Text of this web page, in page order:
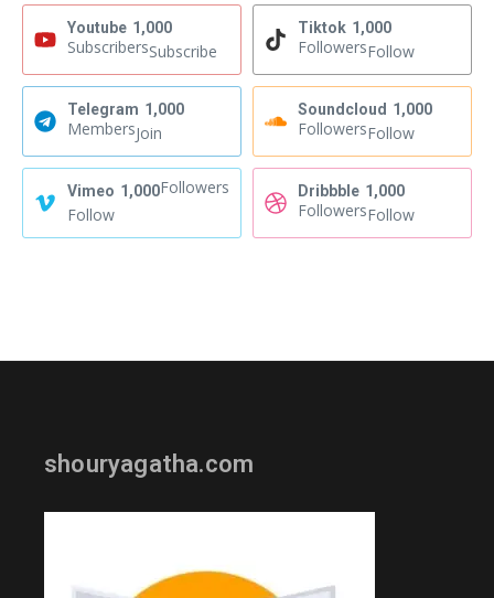
Youtube 1,000
SubscribersSubscribe
Tiktok 1,000
FollowersFollow
Telegram 1,000
MembersJoin
Soundcloud 1,000
FollowersFollow
Vimeo 1,000Followers
Follow
Dribbble 1,000
FollowersFollow
shouryagatha.com